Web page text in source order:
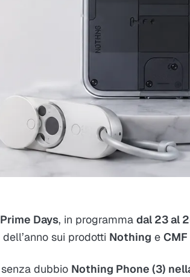
Days, in programma dal 23 al
sui prodotti Nothing e
dubbio Nothing Phone (3)